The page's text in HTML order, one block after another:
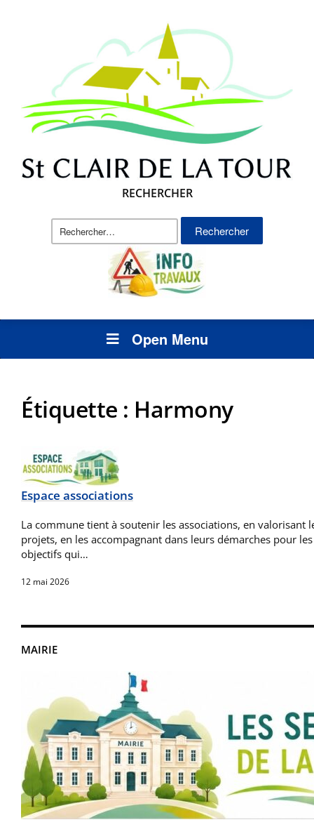
RECHERCHER
Rechercher :
Open Menu
MAIRIE
Étiquette : Harmony
Espace associations
La commune tient à soutenir les associations, en valorisant
projets, en les accompagnant dans leurs démarches pour
objectifs qui…
12 mai 2026